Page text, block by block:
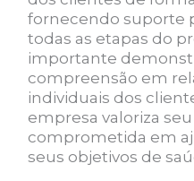
fornecendo suporte
todas as etapas do
importante
compreensão em
individuais dos
empresa valoriza
comprometida em
seus objetivos de